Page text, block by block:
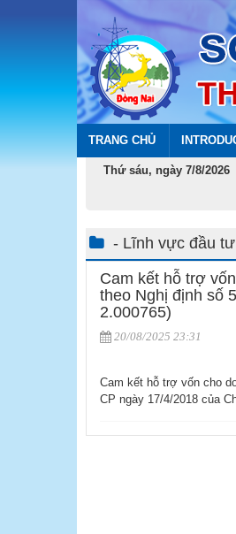
TRANG CHỦ
Thứ sáu, ngày 7/8/2026
- Lĩnh vực đầu
Cam kết hỗ trợ
theo Nghị định số
2.000765)
20/08/2025 23:31
Cam kết hỗ trợ vốn cho
CP ngày 17/4/2018 của